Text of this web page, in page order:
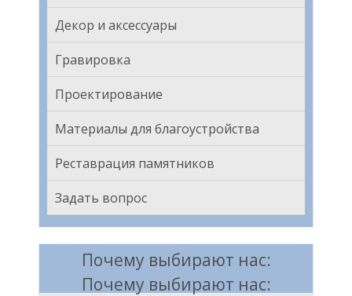
Декор и аксессуары
Гравировка
Проектирование
Материалы для благоустройства
Реставрация памятников
Задать вопрос
Почему выбирают нас:
Почему выбирают нас: